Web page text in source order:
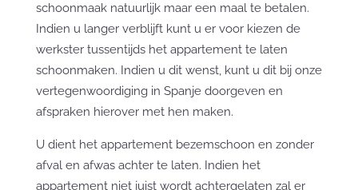
schoonmaak natuurlijk maar een maal te betalen.
Indien u langer verblijft kunt u er voor kiezen de
werkster tussentijds het appartement te laten
schoonmaken. Indien u dit wenst, kunt u dit bij onze
vertegenwoordiging in Spanje doorgeven en
afspraken hierover met hen maken.
U dient het appartement bezemschoon en zonder
afval en afwas achter te laten. Indien het
appartement niet juist wordt achtergelaten zal er